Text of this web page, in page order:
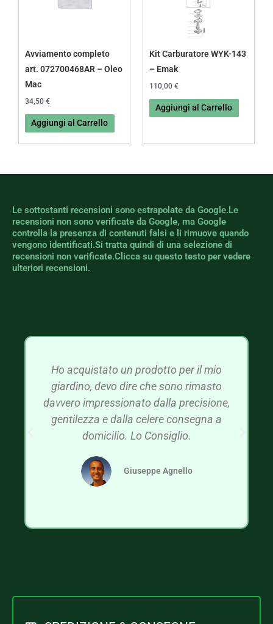
Avviamento completo
art. 072700468AR – Oleo
Mac
34,50 €
Aggiungi al Carrello
Kit Carburatore WYK-143
– Emak
110,00 €
Aggiungi al Carrello
Le sottostanti recensioni sono estrapolate da Google.Le
recensioni non sono verificate da Google, ma Google
controlla la presenza di contenuti falsi e li rimuove quando
vengono identificati.Si tratta quindi di una selezione di
recensioni non verificate.Clicca su questo testo per vedere
ulteriori recensioni.
Ho acquistato un prodotto per il mio
giardino, devo dire che sono rimasto
davvero impressionato dalla precisione,
gentilezza e dalla celere consegna a
domicilio. Lo Consiglio.
Giuseppe Agnello